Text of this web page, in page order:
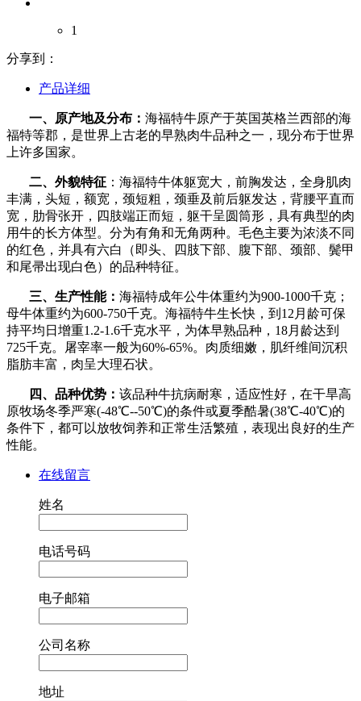
1
分享到：
产品详细
一、原产地及分布： 海福特牛原产于英国英格兰西部的海
福特等郡，是世界上古老的早熟肉牛品种之一，现分布于世界
上许多国家。
二、外貌特征 ：海福特牛体躯宽大，前胸发达，全身肌肉
丰满，头短，额宽，颈短粗，颈垂及前后躯发达，背腰平直而
宽，肋骨张开，四肢端正而短，躯干呈圆筒形，具有典型的肉
用牛的长方体型。分为有角和无角两种。毛色主要为浓淡不同
的红色，并具有六白（即头、四肢下部、腹下部、颈部、鬓甲
和尾帚出现白色）的品种特征。
三、生产性能： 海福特成年公牛体重约为900-1000千克；
母牛体重约为600-750千克。海福特牛生长快，到12月龄可保
持平均日增重1.2-1.6千克水平，为体早熟品种，18月龄达到
725千克。屠宰率一般为60%-65%。肉质细嫩，肌纤维间沉积
脂肪丰富，肉呈大理石状。
四、品种优势： 该品种牛抗病耐寒，适应性好，在干旱高
原牧场冬季严寒(-48℃--50℃)的条件或夏季酷暑(38℃-40℃)的
条件下，都可以放牧饲养和正常生活繁殖，表现出良好的生产
性能。
在线留言
姓名
电话号码
电子邮箱
公司名称
地址